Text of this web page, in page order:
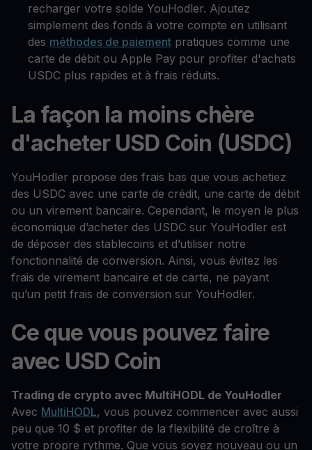
recharger votre solde YouHodler. Ajoutez
simplement des fonds à votre compte en utilisant
des méthodes de paiement pratiques comme une
carte de débit ou Apple Pay pour profiter d'achats
USDC plus rapides et à frais réduits.
La façon la moins chère
d'acheter USD Coin (USDC)
YouHodler propose des frais bas que vous achetiez
des USDC avec une carte de crédit, une carte de débit
ou un virement bancaire. Cependant, le moyen le plus
économique d’acheter des USDC sur YouHodler est
de déposer des stablecoins et d’utiliser notre
fonctionnalité de conversion. Ainsi, vous évitez les
frais de virement bancaire et de carte, ne payant
qu’un petit frais de conversion sur YouHodler.
Ce que vous pouvez faire
avec USD Coin
Trading de crypto avec MultiHODL de YouHodler
Avec MultiHODL, vous pouvez commencer avec aussi
peu que 10 $ et profiter de la flexibilité de croître à
votre propre rythme. Que vous soyez nouveau ou un